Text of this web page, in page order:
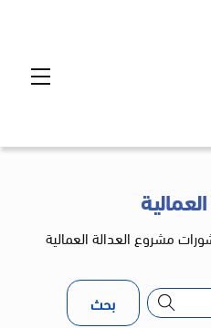
مشروع العدالة العمالية
بحث